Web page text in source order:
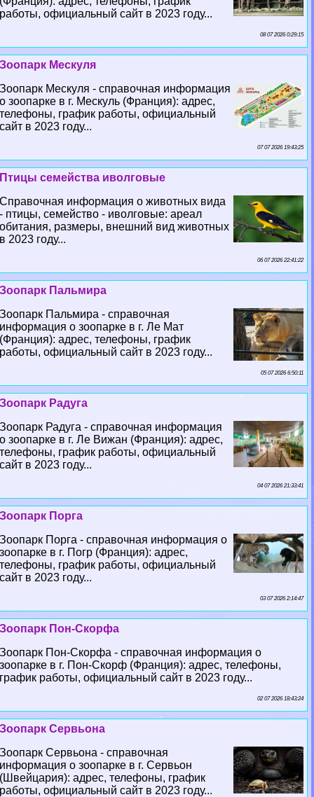
работы, официальный сайт в 2023 году...
08 07 2026 0:29:15
Зоопарк Мескуля
Зоопарк Мескуля - справочная информация
о зоопарке в г. Мескуль (Франция): адрес,
телефоны, график работы, официальный
сайт в 2023 году...
07 07 2026 19:43:25
Птицы семейства иволговые
Справочная информация о животных вида
- птицы, семейство - иволговые: ареал
обитания, размеры, внешний вид животных
в 2023 году...
06 07 2026 22:41:22
Зоопарк Пальмира
Зоопарк Пальмира - справочная
информация о зоопарке в г. Ле Мат
(Франция): адрес, телефоны, график
работы, официальный сайт в 2023 году...
05 07 2026 6:50:11
Зоопарк Радуга
Зоопарк Радуга - справочная информация
о зоопарке в г. Ле Вижан (Франция): адрес,
телефоны, график работы, официальный
сайт в 2023 году...
04 07 2026 21:33:41
Зоопарк Порга
Зоопарк Порга - справочная информация о
зоопарке в г. Погр (Франция): адрес,
телефоны, график работы, официальный
сайт в 2023 году...
03 07 2026 2:14:47
Зоопарк Пон-Скорфа
Зоопарк Пон-Скорфа - справочная информация о
зоопарке в г. Пон-Скорф (Франция): адрес, телефоны,
график работы, официальный сайт в 2023 году...
02 07 2026 18:43:24
Зоопарк Сервьона
Зоопарк Сервьона - справочная
информация о зоопарке в г. Сервьон
(Швейцария): адрес, телефоны, график
работы, официальный сайт в 2023 году...